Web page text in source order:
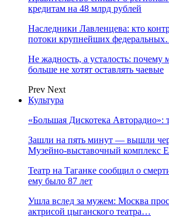
кредитам на 48 млрд рублей
Наследники Лавленцева: кто
потоки крупнейших
Не жадность, а усталость: почему
больше не хотят оставлять чаевые
Prev Next
Культура
«Большая Дискотека Авторадио»:
Зашли на пять минут — вышли
Музейно-выставочный комплекс
Театр на Таганке сообщил о
ему было 87 лет
Ушла вслед за мужем: Москва
актрисой цыганского театра…